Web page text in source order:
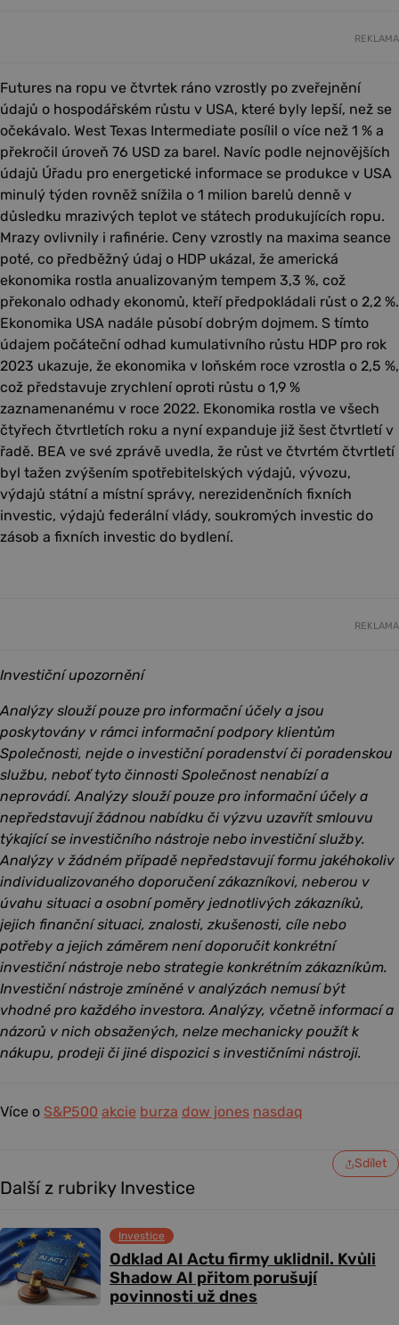
REKLAMA
Futures na ropu ve čtvrtek ráno vzrostly po zveřejnění
údajů o hospodářském růstu v USA, které byly lepší, než se
očekávalo. West Texas Intermediate posílil o více než 1 % a
překročil úroveň 76 USD za barel. Navíc podle nejnovějších
údajů Úřadu pro energetické informace se produkce v USA
minulý týden rovněž snížila o 1 milion barelů denně v
důsledku mrazivých teplot ve státech produkujících ropu.
Mrazy ovlivnily i rafinérie. Ceny vzrostly na maxima seance
poté, co předběžný údaj o HDP ukázal, že americká
ekonomika rostla anualizovaným tempem 3,3 %, což
překonalo odhady ekonomů, kteří předpokládali růst o 2,2 %.
Ekonomika USA nadále působí dobrým dojmem. S tímto
údajem počáteční odhad kumulativního růstu HDP pro rok
2023 ukazuje, že ekonomika v loňském roce vzrostla o 2,5 %,
což představuje zrychlení oproti růstu o 1,9 %
zaznamenanému v roce 2022. Ekonomika rostla ve všech
čtyřech čtvrtletích roku a nyní expanduje již šest čtvrtletí v
řadě. BEA ve své zprávě uvedla, že růst ve čtvrtém čtvrtletí
byl tažen zvýšením spotřebitelských výdajů, vývozu,
výdajů státní a místní správy, nerezidenčních fixních
investic, výdajů federální vlády, soukromých investic do
zásob a fixních investic do bydlení.
REKLAMA
Investiční upozornění
Analýzy slouží pouze pro informační účely a jsou
poskytovány v rámci informační podpory klientům
Společnosti, nejde o investiční poradenství či poradenskou
službu, neboť tyto činnosti Společnost nenabízí a
neprovádí. Analýzy slouží pouze pro informační účely a
nepředstavují žádnou nabídku či výzvu uzavřít smlouvu
týkající se investičního nástroje nebo investiční služby.
Analýzy v žádném případě nepředstavují formu jakéhokoliv
individualizovaného doporučení zákazníkovi, neberou v
úvahu situaci a osobní poměry jednotlivých zákazníků,
jejich finanční situaci, znalosti, zkušenosti, cíle nebo
potřeby a jejich záměrem není doporučit konkrétní
investiční nástroje nebo strategie konkrétním zákazníkům.
Investiční nástroje zmíněné v analýzách nemusí být
vhodné pro každého investora. Analýzy, včetně informací a
názorů v nich obsažených, nelze mechanicky použít k
nákupu, prodeji či jiné dispozici s investičními nástroji.
Více o S&P500 akcie burza dow jones nasdaq
Sdílet
Další z rubriky Investice
Odklad AI Actu firmy uklidnil. Kvůli
Shadow AI přitom porušují
povinnosti už dnes
Investice